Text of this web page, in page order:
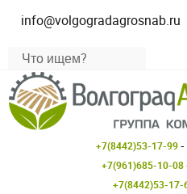
info@volgogradagrosnab.ru
+7(8442)53-17-99-
+7(961)685-10-08
+7(8442)53-17-